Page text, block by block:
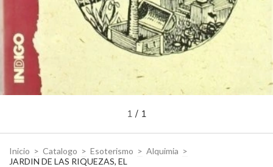
1 / 1
Inicio > Catalogo > Esoterismo > Alquimia >
JARDIN DE LAS RIQUEZAS, EL